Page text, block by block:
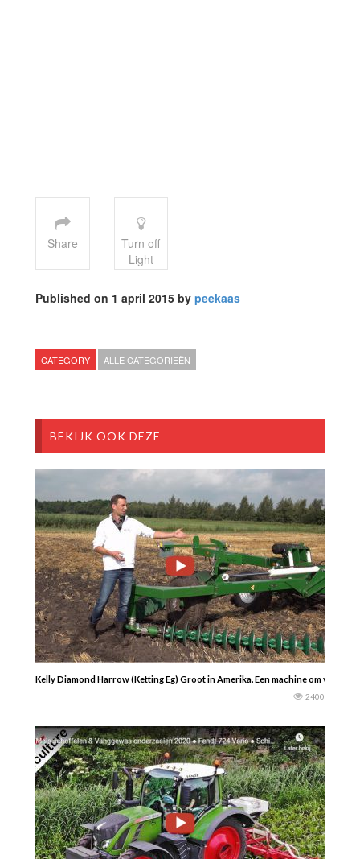
Share
Turn off
Light
Published on 1 april 2015 by peekaas
CATEGORY ALLE CATEGORIEËN
BEKIJK OOK DEZE
Kelly Diamond Harrow (Ketting Eg) Groot in Amerika. Een machine om vlot
2400